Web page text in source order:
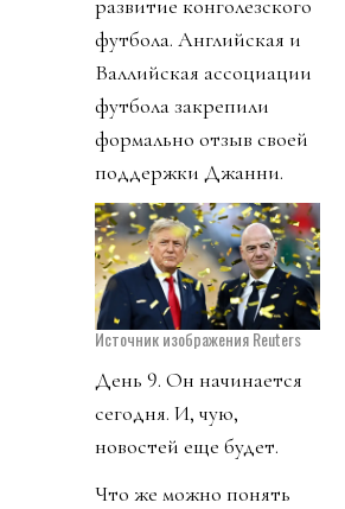
развитие конголезского
футбола. Английская и
Валлийская ассоциации
футбола закрепили
формально отзыв своей
поддержки Джанни.
Источник изображения Reuters
День 9. Он начинается
сегодня. И, чую,
новостей еще будет.
Что же можно понять